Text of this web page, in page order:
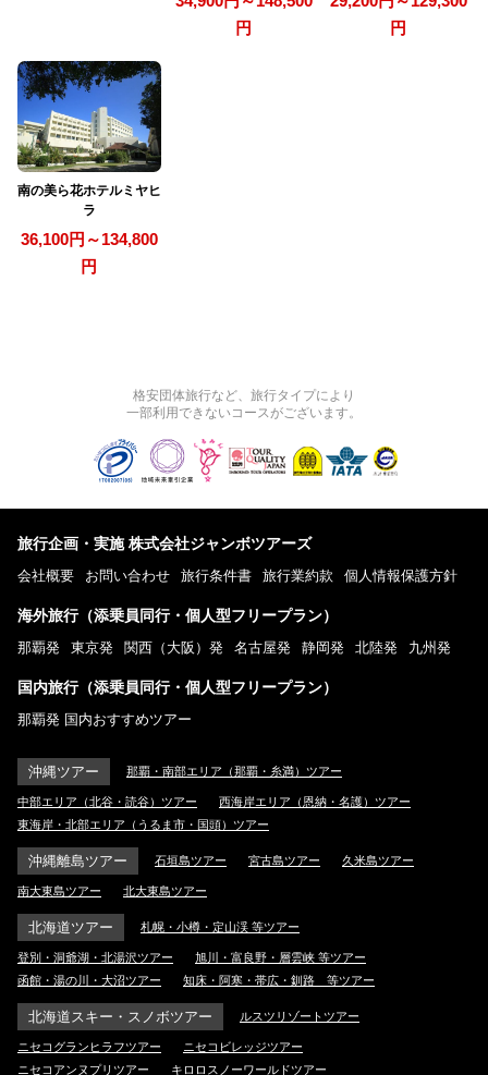
円
円
南の美ら花ホテルミヤヒ
ラ
36,100円～134,800
円
格安団体旅行など、旅行タイプにより
一部利用できないコースがございます。
旅行企画・実施 株式会社ジャンボツアーズ
会社概要 お問い合わせ 旅行条件書 旅行業約款 個人情報保護方針
海外旅行（添乗員同行・個人型フリープラン）
那覇発 東京発 関西（大阪）発 名古屋発 静岡発 北陸発 九州発
国内旅行（添乗員同行・個人型フリープラン）
那覇発 国内おすすめツアー
沖縄ツアー 那覇・南部エリア（那覇・糸満）ツアー
中部エリア（北谷・読谷）ツアー
西海岸エリア（恩納・名護）ツアー
東海岸・北部エリア（うるま市・国頭）ツアー
沖縄離島ツアー 石垣島ツアー 宮古島ツアー 久米島ツアー
南大東島ツアー 北大東島ツアー
北海道ツアー 札幌・小樽・定山渓 等ツアー
登別・洞爺湖・北湯沢ツアー
旭川・富良野・層雲峡 等ツアー
函館・湯の川・大沼ツアー
知床・阿寒・帯広・釧路 等ツアー
北海道スキー・スノボツアー ルスツリゾートツアー
ニセコグランヒラフツアー
ニセコビレッジツアー
ニセコアンヌプリツアー
キロロスノーワールドツアー